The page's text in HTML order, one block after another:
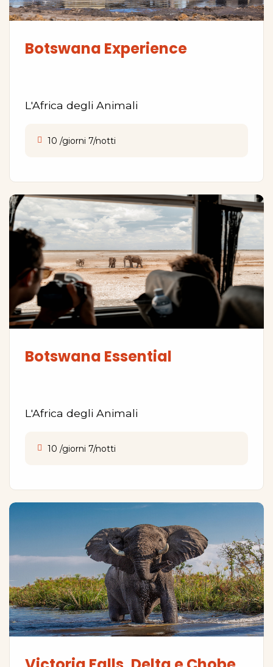
Botswana Experience
L'Africa degli Animali
10 /giorni 7/notti
Botswana Essential
L'Africa degli Animali
10 /giorni 7/notti